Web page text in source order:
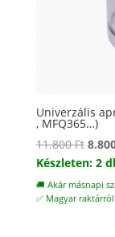
Univerzális
, MFQ365…)
11.800Ft
price
was:
Készleten: 2
🚚 Akár másnapi
✅ Magyar raktárról